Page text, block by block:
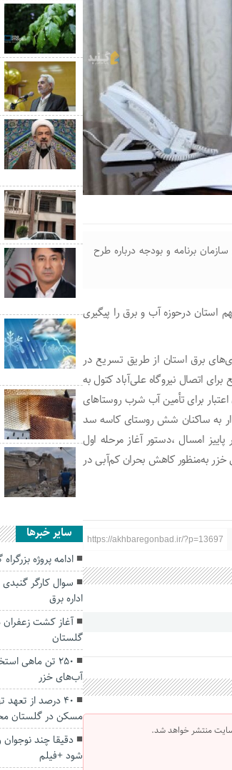
برنامه و بودجه درباره طرح
استان درحوزه آب و برق را پیگیری
برق استان از طریق تسریع در
اتصال نیروگاه علی‌آباد کتول به
، دستور ویژه تامین و تخصیص ۱۲۸۳ میلیارد تومان اعتبار برای تأمین آب شرب روستاهای
به ساکنان شش روستای کاسه سد
امسال ،دستور آغاز مرحله اول
خزر به‌منظور کاهش بحران کم‌آبی در
https://akhbaregonbad.ir/?p=13697
منتشر خواهد شد.
سایر خبرها
ادامه پروژه
سوال کارگر
اداره برق
آغاز کشت زعفران
گلستان
۲۵۰ تن ماهی
آب‌های خزر
۴۰ درصد از
مسکن در گلستان
دقیقا چند
شود +فیلم